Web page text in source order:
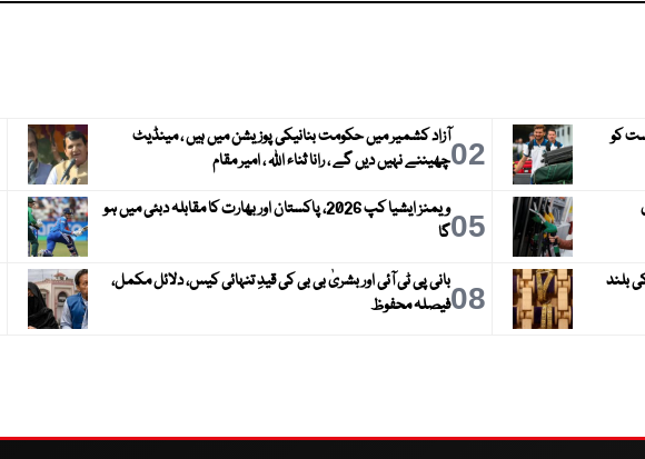
کرکٹرز کو این او سی 19 اگست کو
02آزاد کشمیر میں حکومت بنانیکی پوزیشن میں ہیں ، مینڈیٹ
چھیننے نہیں دیں گے ، رانا ثناء اللہ ، امیر مقام
05
ویمنز ایشیا کپ 2026، پاکستان اور بھارت کا مقابلہ دبئی میں ہو
گا
، قیمت 7 ہفتوں کی بلند
08بانی پی ٹی آئی اور بشریٰ بی بی کی قیدِ تنہائی کیس، دلائل مکمل،
فیصلہ محفوظ